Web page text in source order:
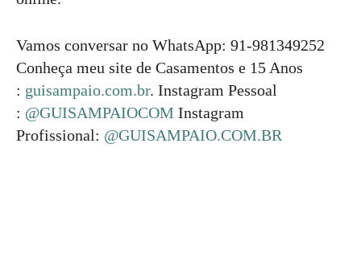
Vamos conversar no WhatsApp: 91-981349252
Conheça meu site de Casamentos e 15 Anos
: guisampaio.com.br. Instagram Pessoal
: @GUISAMPAIOCOM Instagram
Profissional: @GUISAMPAIO.COM.BR